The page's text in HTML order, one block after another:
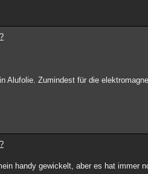
Alufolie. Zumindest für die
handy gewickelt, aber es hat immer